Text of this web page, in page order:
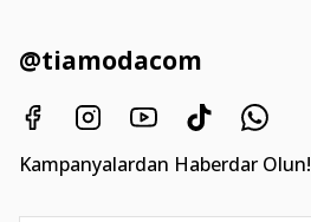
@tiamodacom
Kampanyalardan Haberdar Olun!